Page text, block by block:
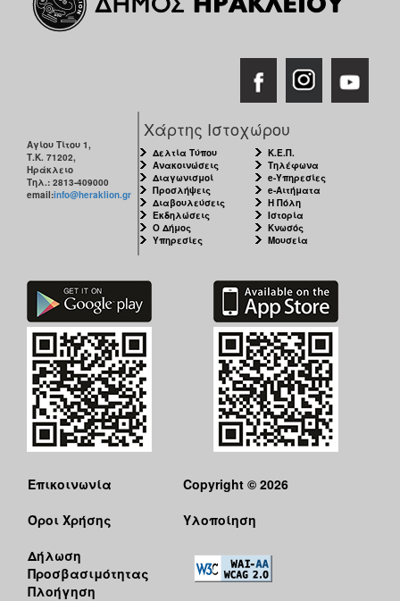
ΠΟΛΙΤΙΣΜΟΣ
Αγίου Τίτου 1,
Τ.Κ. 71202,
Ηράκλειο
Τηλ.: 2813-409000
email:info@heraklion.gr
Χάρτης Ιστοχώρου
Δελτία Τύπου
Ανακοινώσεις
Διαγωνισμοί
Προσλήψεις
Διαβουλεύσεις
Εκδηλώσεις
Ο Δήμος
Υπηρεσίες
Κ.Ε.Π.
Τηλέφωνα
e-Υπηρεσίες
e-Αιτήματα
Η Πόλη
Ιστορία
Κνωσός
Μουσεία
Επικοινωνία
Όροι Χρήσης
Δήλωση
Προσβασιμότητας
Πλοήγηση
Copyright © 2026
Υλοποίηση